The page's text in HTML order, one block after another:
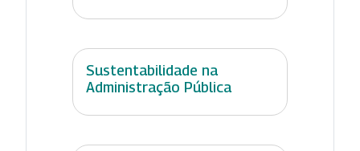
Sustentabilidade na
Administração Pública